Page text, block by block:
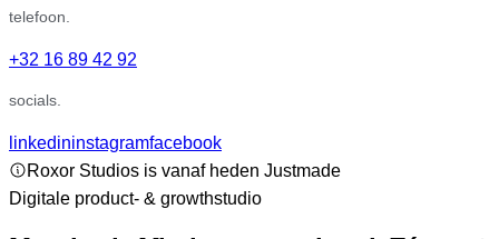
telefoon.
+32 16 89 42 92
socials.
linkedininstagramfacebook
Roxor Studios is vanaf heden Justmade
Digitale product- & growthstudio